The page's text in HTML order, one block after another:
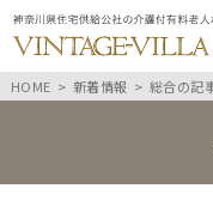
HOME
新着情報 総合の記